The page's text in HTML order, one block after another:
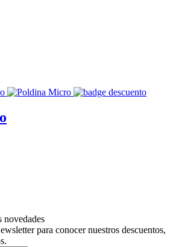
novedades
para conocer nuestros descuentos,